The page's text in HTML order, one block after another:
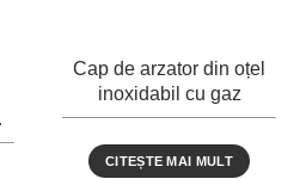
Cap de arzator din oțel
inoxidabil cu gaz
CITEȘTE MAI MULT